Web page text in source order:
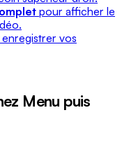
pour afficher le
vos
Menu puis